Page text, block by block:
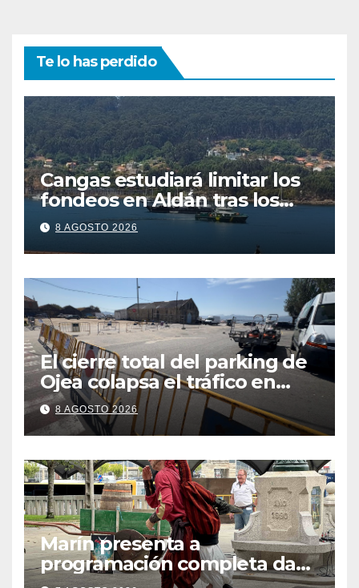
Te lo has perdido
Cangas estudiará limitar los
fondeos en Aldán tras los
últimos episodios de
contaminación en O Con
8 AGOSTO 2026
El cierre total del parking de
Ojea colapsa el tráfico en
Cangas
8 AGOSTO 2026
Marín presenta a
programación completa da
Festa Corsaria, que bate